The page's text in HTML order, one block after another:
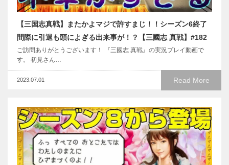
【三国志真戦】またかよマジで許すまじ！！シーズン6終了
間際に引退も頭によぎる出来事が！？【三國志 真戦】#182
ご訪問ありがとうございます！ 『三國志 真戦』の実況プレイ動画で
す。 初見さん…
Read More
2023.07.01